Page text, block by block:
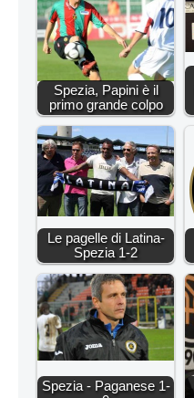
Spezia, Papini è il
primo grande colpo
Le pagelle di Latina-
Spezia 1-2
Spezia - Paganese 1-